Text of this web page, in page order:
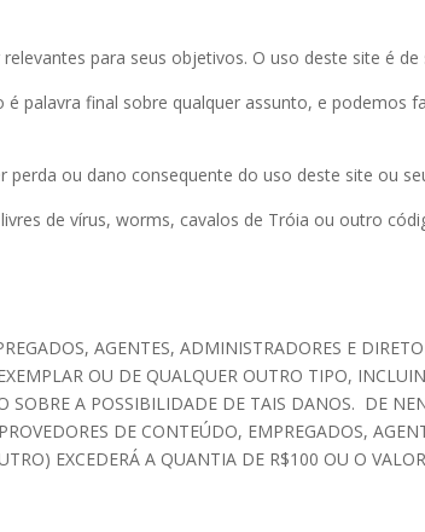
para seus objetivos. O uso deste site é de
palavra final sobre qualquer assunto, e podemos
ou dano consequente do uso deste site ou
de vírus, worms, cavalos de Tróia ou outro
AGENTES, ADMINISTRADORES E
OU DE QUALQUER OUTRO TIPO,
SOBRE A POSSIBILIDADE DE TAIS DANOS. DE
DE CONTEÚDO, EMPREGADOS,
EXCEDERÁ A QUANTIA DE R$100 OU O